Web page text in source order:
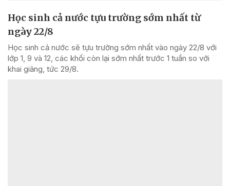
Học sinh cả nước tựu trường sớm nhất từ
ngày 22/8
Học sinh cả nước sẽ tựu trường sớm nhất vào ngày 22/8 với
lớp 1, 9 và 12, các khối còn lại sớm nhất trước 1 tuần so với
khai giảng, tức 29/8.